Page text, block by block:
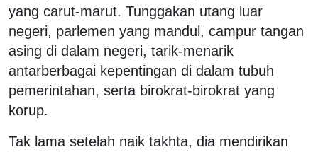
yang carut-marut. Tunggakan utang luar
negeri, parlemen yang mandul, campur tangan
asing di dalam negeri, tarik-menarik
antarberbagai kepentingan di dalam tubuh
pemerintahan, serta birokrat-birokrat yang
korup.
Tak lama setelah naik takhta, dia mendirikan